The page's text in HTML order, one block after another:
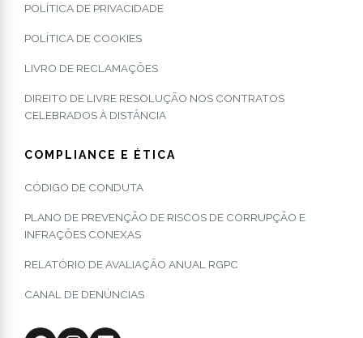
POLÍTICA DE PRIVACIDADE
POLÍTICA DE COOKIES
LIVRO DE RECLAMAÇÕES
DIREITO DE LIVRE RESOLUÇÃO NOS CONTRATOS
CELEBRADOS À DISTÂNCIA
COMPLIANCE E ÉTICA
CÓDIGO DE CONDUTA
PLANO DE PREVENÇÃO DE RISCOS DE CORRUPÇÃO E
INFRAÇÕES CONEXAS
RELATÓRIO DE AVALIAÇÃO ANUAL RGPC
CANAL DE DENÚNCIAS